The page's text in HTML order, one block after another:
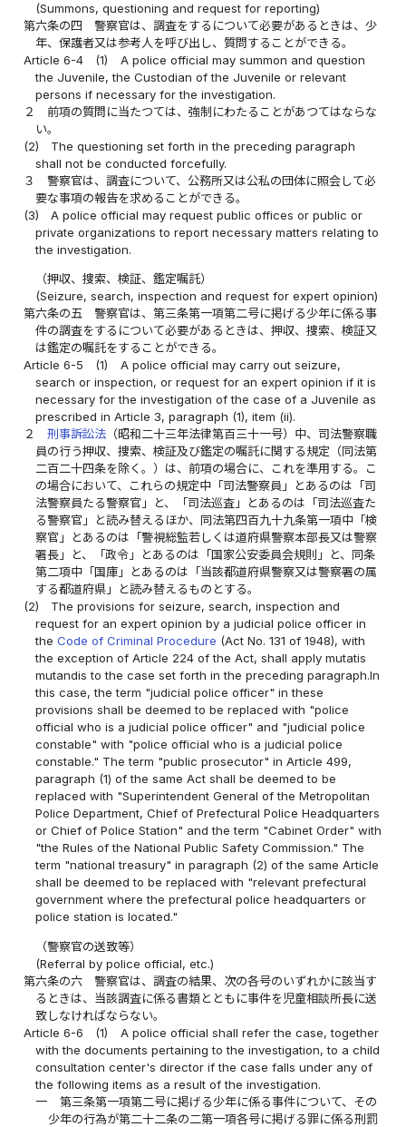
(Summons, questioning and request for reporting)
第六条の四
警察官は、調査をするについて必要があるときは、少
年、保護者又は参考人を呼び出し、質問することができる。
Article 6-4
(1)
A police official may summon and question
the Juvenile, the Custodian of the Juvenile or relevant
persons if necessary for the investigation.
２
前項の質問に当たつては、強制にわたることがあつてはならな
い。
(2)
The questioning set forth in the preceding paragraph
shall not be conducted forcefully.
３
警察官は、調査について、公務所又は公私の団体に照会して必
要な事項の報告を求めることができる。
(3)
A police official may request public offices or public or
private organizations to report necessary matters relating to
the investigation.
（押収、捜索、検証、鑑定嘱託）
(Seizure, search, inspection and request for expert opinion)
第六条の五
警察官は、第三条第一項第二号に掲げる少年に係る事
件の調査をするについて必要があるときは、押収、捜索、検証又
は鑑定の嘱託をすることができる。
Article 6-5
(1)
A police official may carry out seizure,
search or inspection, or request for an expert opinion if it is
necessary for the investigation of the case of a Juvenile as
prescribed in Article 3, paragraph (1), item (ii).
２
刑事訴訟法 （昭和二十三年法律第百三十一号）中、司法警察職
員の行う押収、捜索、検証及び鑑定の嘱託に関する規定（同法第
二百二十四条を除く。）は、前項の場合に、これを準用する。こ
の場合において、これらの規定中「司法警察員」とあるのは「司
法警察員たる警察官」と、「司法巡査」とあるのは「司法巡査た
る警察官」と読み替えるほか、同法第四百九十九条第一項中「検
察官」とあるのは「警視総監若しくは道府県警察本部長又は警察
署長」と、「政令」とあるのは「国家公安委員会規則」と、同条
第二項中「国庫」とあるのは「当該都道府県警察又は警察署の属
する都道府県」と読み替えるものとする。
(2)
The provisions for seizure, search, inspection and
request for an expert opinion by a judicial police officer in
theCode of Criminal Procedure (Act No. 131 of 1948), with
the exception of Article 224 of the Act, shall apply mutatis
mutandis to the case set forth in the preceding paragraph.In
this case, the term "judicial police officer" in these
provisions shall be deemed to be replaced with "police
official who is a judicial police officer" and "judicial police
constable" with "police official who is a judicial police
constable." The term "public prosecutor" in Article 499,
paragraph (1) of the same Act shall be deemed to be
replaced with "Superintendent General of the Metropolitan
Police Department, Chief of Prefectural Police Headquarters
or Chief of Police Station" and the term "Cabinet Order" with
"the Rules of the National Public Safety Commission." The
term "national treasury" in paragraph (2) of the same Article
shall be deemed to be replaced with "relevant prefectural
government where the prefectural police headquarters or
police station is located."
（警察官の送致等）
(Referral by police official, etc.)
第六条の六
警察官は、調査の結果、次の各号のいずれかに該当す
るときは、当該調査に係る書類とともに事件を児童相談所長に送
致しなければならない。
Article 6-6
(1)
A police official shall refer the case, together
with the documents pertaining to the investigation, to a child
consultation center's director if the case falls under any of
the following items as a result of the investigation.
一
第三条第一項第二号に掲げる少年に係る事件について、その
少年の行為が第二十二条の二第一項各号に掲げる罪に係る刑罰